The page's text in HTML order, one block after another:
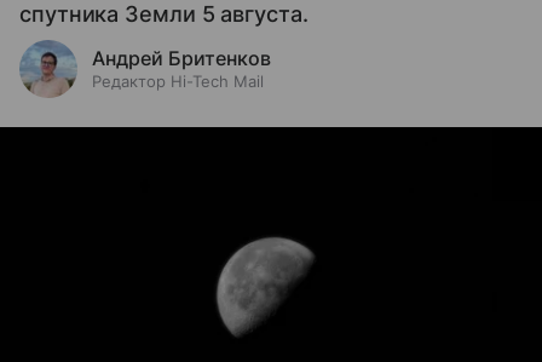
спутника Земли 5 августа.
Андрей Бритенков
Редактор Hi-Tech Mail